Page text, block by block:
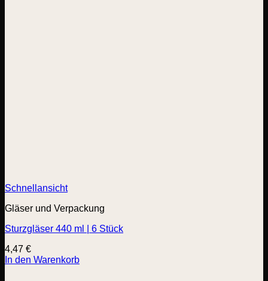
Schnellansicht
Gläser und Verpackung
Sturzgläser 440 ml | 6 Stück
4,47 €
In den Warenkorb